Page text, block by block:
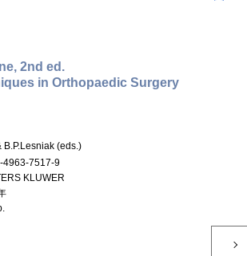
2nd ed.
in Orthopaedic Surgery
B.P.Lesniak (eds.)
7517-9
KLUWER